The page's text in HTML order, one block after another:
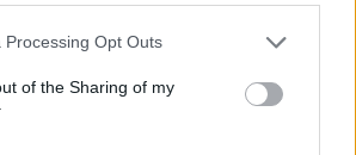
Processing Opt Outs
of the Sharing of my
uusia
Pikkuhuuhkajien lohko EM-